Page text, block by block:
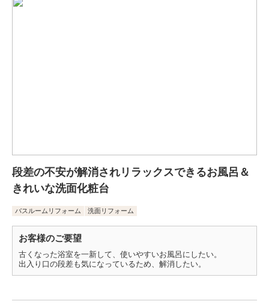
段差の不安が解消されリラックスできるお風呂＆
きれいな洗面化粧台
バスルームリフォーム 洗面リフォーム
お客様のご要望
古くなった浴室を一新して、使いやすいお風呂にしたい。
出入り口の段差も気になっているため、解消したい。